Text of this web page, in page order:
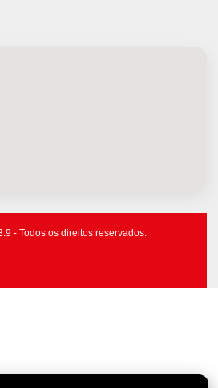
- Todos os direitos reservados.